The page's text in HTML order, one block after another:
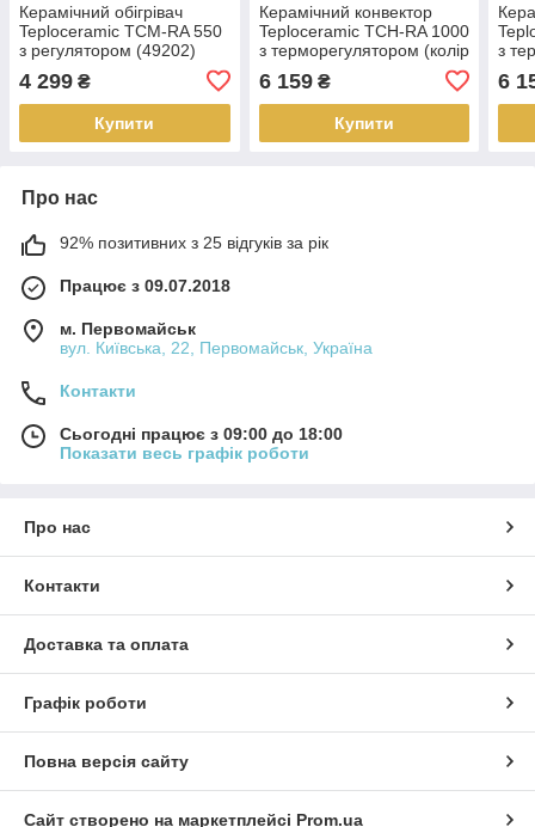
Керамічний обігрівач
Teploceramic ТСМ-RA 550
з регулятором (49202)
4 299 ₴
Купити
Керамічний конвектор
Teploceramic ТСН-RA 1000
з терморегулятором (колір
6 159₴
Купити
з
6
Про нас
92% позитивних з 25 відгуків за рік
Працює з 09.07.2018
м. Первомайськ
вул. Київська, 22, Первомайськ, Україна
Контакти
Сьогодні працює з 09:00 до 18:00
Показати весь графік роботи
Про нас
Контакти
Доставка та оплата
Графік роботи
Повна версія сайту
Сайт створено на маркетплейсі Prom.ua